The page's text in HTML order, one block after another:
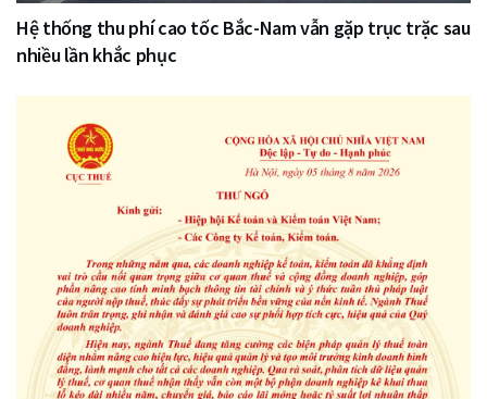
Hệ thống thu phí cao tốc Bắc-Nam vẫn gặp trục trặc sau
nhiều lần khắc phục